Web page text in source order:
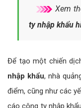
3 - Tạo một
Adwords công